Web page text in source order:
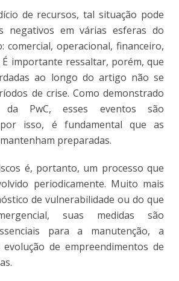
de recursos, tal situação pode
negativos em várias esferas do
comercial, operacional, financeiro,
importante ressaltar, porém, que
ao longo do artigo não se
de crise. Como demonstrado
PwC, esses eventos são
isso, é fundamental que as
preparadas.
é, portanto, um processo que
periodicamente. Muito mais
de vulnerabilidade ou do que
suas medidas são
para a manutenção, a
de empreendimentos de